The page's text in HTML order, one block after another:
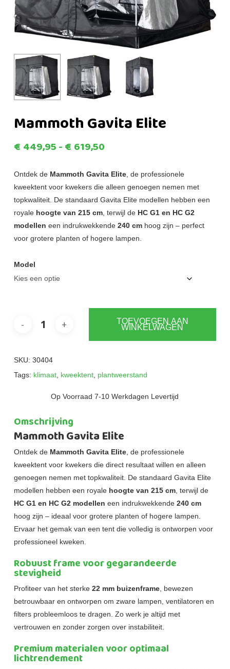
Mammoth Gavita Elite
€ 449,95-€ 619,50Prijsklasse:
tot
€619,50
Ontdek de Mammoth Gavita Elite, de professionele
kweektent voor kwekers die alleen genoegen nemen met
topkwaliteit. De standaard Gavita Elite modellen hebben een
royale hoogte van 215 cm, terwijl de HC G1 en HC G2
modellen een indrukwekkende 240 cmhoog zijn – perfect
voor grotere planten of hogere lampen.
Model
TOEVOEGEN AAN
WINKELWAGEN
SKU: 30404
Tags: klimaat, kweektent, plantweerstand
Op Voorraad 7-10 Werkdagen Levertijd
Omschrijving
Mammoth Gavita Elite
Ontdek de Mammoth Gavita Elite, de professionele
kweektent voor kwekers die direct resultaat willen en alleen
genoegen nemen met topkwaliteit. De standaard Gavita Elite
modellen hebben een royale hoogte van 215 cm, terwijl de
HC G1 en HC G2 modellen een indrukwekkende 240 cm
hoog zijn – ideaal voor grotere planten of hogere lampen.
Ervaar het gemak van een tent die volledig is ontworpen voor
professioneel kweken.
Robuust frame voor gegarandeerde
stevigheid
Profiteer van het sterke 22 mm buizenframe, bewezen
betrouwbaar en ontworpen om zware lampen, ventilatoren en
filters probleemloos te dragen. Zo werk je altijd met
vertrouwen en zonder zorgen over instabiliteit.
Premium materialen voor optimaal
lichtrendement